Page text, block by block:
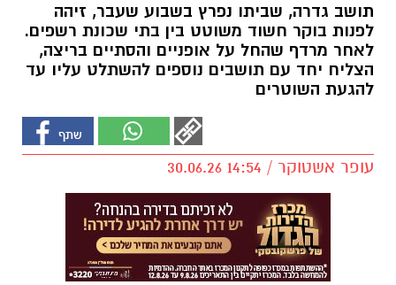
תושב גדרה, שביתו נפרץ בשבוע שעבר, זיהה
לפנות בוקר חשוד משוטט בין בתי שכונת רשפים.
לאחר מרדף שהחל על אופניים והסתיים בריצה,
הצליח יחד עם תושבים נוספים להשתלט עליו עד
להגעת השוטרים
עופר אשטוקר / 14:54 30.06.26